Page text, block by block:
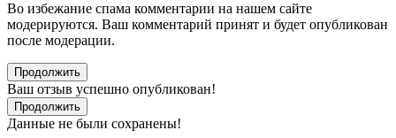
Во избежание спама комментарии на нашем сайте
модерируются. Ваш комментарий принят и будет опубликован
после модерации.
Продолжить
Ваш отзыв успешно опубликован!
Продолжить
Данные не были сохранены!